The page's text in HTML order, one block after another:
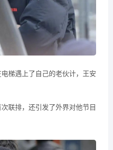
梯遇上了自己的老伙计，王安
联排，还引发了外界对他节目